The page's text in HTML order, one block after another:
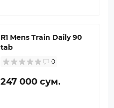
R1 Mens Train Daily 90
tab
0
247 000 сум.